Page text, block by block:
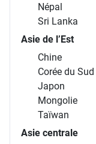
Népal
Sri Lanka
Asie de l’Est
Chine
Corée du Sud
Japon
Mongolie
Taïwan
Asie centrale